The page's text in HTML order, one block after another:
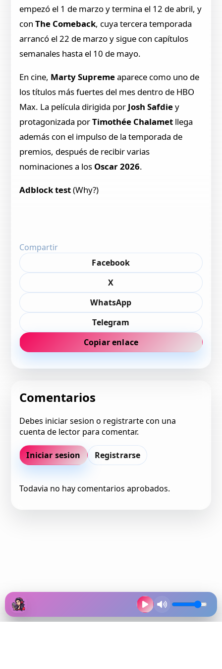
empezó el 1 de marzo y termina el 12 de abril, y
conThe Comeback, cuya tercera temporada
arrancó el 22 de marzo y sigue con capítulos
semanales hasta el 10 de mayo.
En cine, Marty Supremeaparece como uno de
los títulos más fuertes del mes dentro de HBO
Max. La película dirigida por Josh Safdiey
protagonizada porTimothée Chalamet llega
además con el impulso de la temporada de
premios, después de recibir varias
nominaciones a los Oscar 2026.
Adblock test(Why?)
Compartir
Facebook
X
WhatsApp
Telegram
Copiar enlace
Comentarios
Debes iniciar sesion o registrarte con una
cuenta de lector para comentar.
Iniciar sesion Registrarse
Todavia no hay comentarios aprobados.